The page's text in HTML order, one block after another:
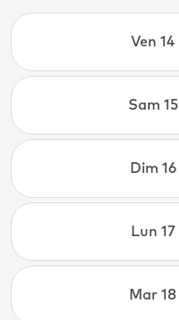
Ven 14
Sam 15
Dim 16
Lun 17
Mar 18